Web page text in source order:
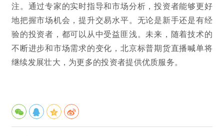
注。通过专家的实时指导和市场分析，投资者能够更好
地把握市场机会，提升交易水平。无论是新手还是有经
验的投资者，都可以从中受益匪浅。未来，随着技术的
不断进步和市场需求的变化，北京标普期货直播喊单将
继续发展壮大，为更多的投资者提供优质服务。